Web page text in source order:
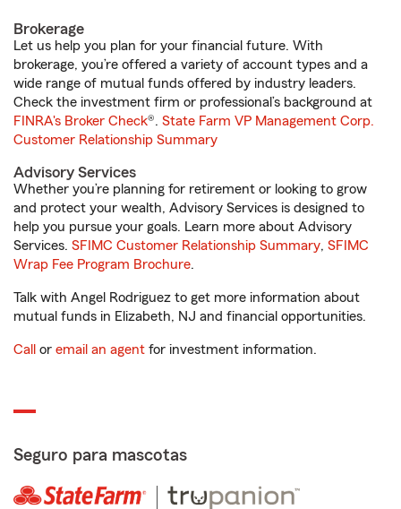
Brokerage
Let us help you plan for your financial future. With
brokerage, you’re offered a variety of account types and a
wide range of mutual funds offered by industry leaders.
Check the investment firm or professional’s background at
FINRA's Broker Check®. State Farm VP Management Corp.
Customer Relationship Summary
Advisory Services
Whether you’re planning for retirement or looking to grow
and protect your wealth, Advisory Services is designed to
help you pursue your goals. Learn more about Advisory
Services. SFIMC Customer Relationship Summary, SFIMC
Wrap Fee Program Brochure.
Talk with Angel Rodriguez to get more information about
mutual funds in Elizabeth, NJ and financial opportunities.
Call or email an agent for investment information.
Seguro para mascotas